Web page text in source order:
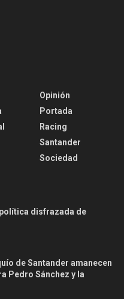
Opinión
Portada
Racing
Santander
Sociedad
disfrazada de
de Santander amanecen
Pedro Sánchez y la